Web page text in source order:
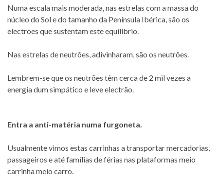
Numa escala mais moderada, nas estrelas com a massa do
núcleo do Sol e do tamanho da Península Ibérica, são os
electrões que sustentam este equilíbrio.
Nas estrelas de neutrões, adivinharam, são os neutrões.
Lembrem-se que os neutrões têm cerca de 2 mil vezes a
energia dum simpático e leve electrão.
Entra a anti-matéria numa furgoneta.
Usualmente vimos estas carrinhas a transportar mercadorias,
passageiros e até famílias de férias nas plataformas meio
carrinha meio carro.